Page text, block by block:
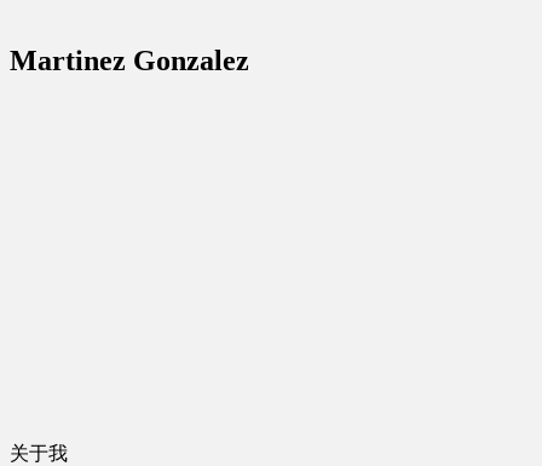
Martinez Gonzalez
关于我